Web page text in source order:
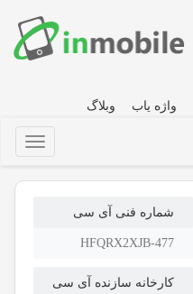
واژه یاب وبلاگ
شماره فنی آی سی
HFQRX2XJB-477
کارخانه سازنده آی سی